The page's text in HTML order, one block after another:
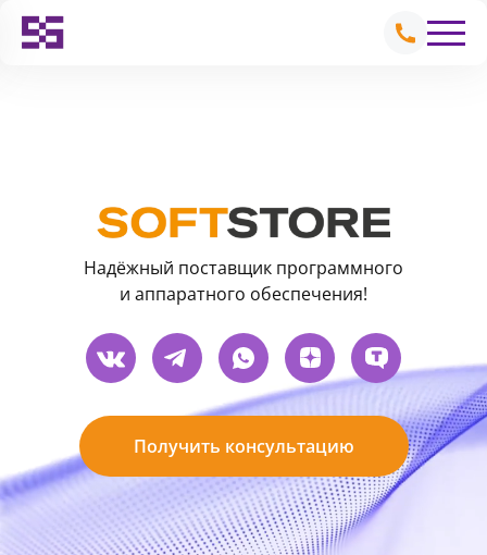
Надёжный поставщик программного
и аппаратного обеспечения!
Получить консультацию